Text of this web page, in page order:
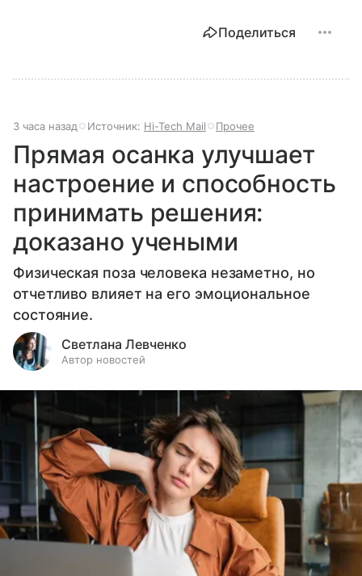
Поделиться
3 часа назад Источник: Hi-Tech Mail Прочее
Прямая осанка улучшает
настроение и способность
принимать решения:
доказано учеными
Физическая поза человека незаметно, но
отчетливо влияет на его эмоциональное
состояние.
Светлана Левченко
Автор новостей